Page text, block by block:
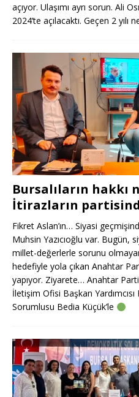
açıyor. Ulaşımı ayrı sorun. Ali
2024’te açılacaktı. Geçen 2
Bursalıların hakkı
İtirazların
Fikret Aslan’ın… Siyasi
Muhsin Yazıcıoğlu var. Bugün,
millet-değerlerle sorunu
hedefiyle yola çıkan Anahtar
yapıyor. Ziyarete… Anahtar
İletişim Ofisi Başkan
Sorumlusu Bedia Küçük’le